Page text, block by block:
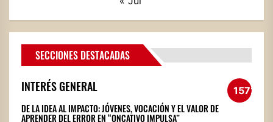
SECCIONES DESTACADAS
INTERÉS GENERAL 1572
DE LA IDEA AL IMPACTO: JÓVENES, VOCACIÓN Y EL VALOR DE
APRENDER DEL ERROR EN “ONCATIVO IMPULSA”